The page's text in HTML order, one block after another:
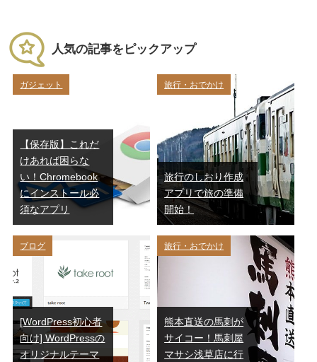
人気の記事をピックアップ
ガジェット
【保存版】これだ
けあれば困らな
い！Chromebook
にインストール必
須なアプリ
旅行・おでかけ
旅行のしおり作成
アプリで旅の準備
開始！
ブログ
[WordPress初心者
向け] WordPressの
オリジナルテーマ
旅行・おでかけ
熊本直送の馬刺が
サイコー！馬刺屋
マサシ浅草店に行